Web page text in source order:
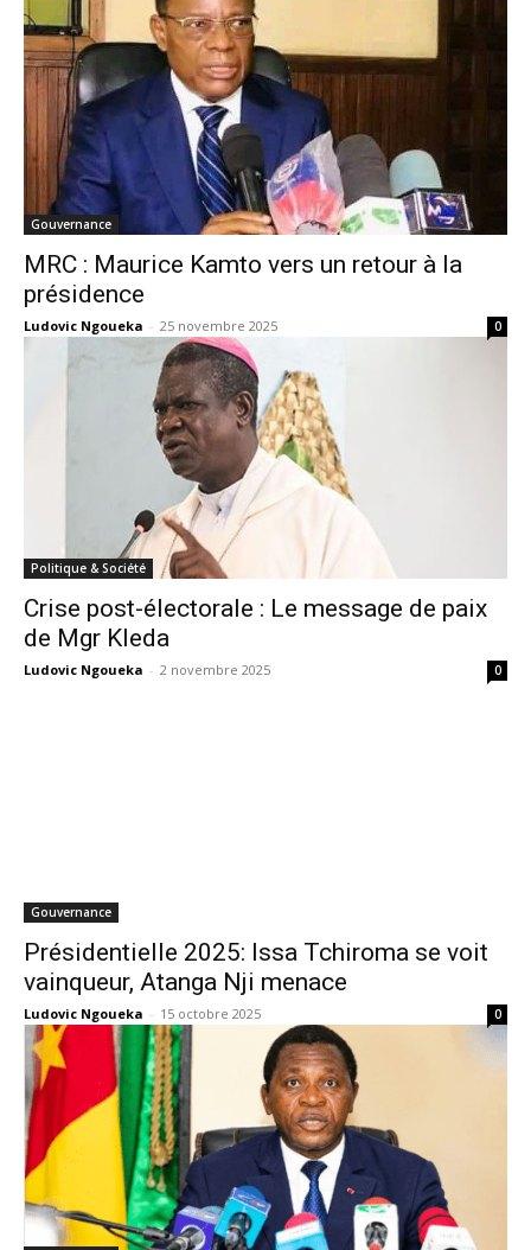
Gouvernance
MRC : Maurice Kamto vers un retour à la
présidence
Ludovic Ngoueka - 25 novembre 2025 0
Politique & Société
Crise post-électorale : Le message de paix
de Mgr Kleda
Ludovic Ngoueka - 2 novembre 2025 0
Gouvernance
Présidentielle 2025: Issa Tchiroma se voit
vainqueur, Atanga Nji menace
Ludovic Ngoueka - 15 octobre 2025 0